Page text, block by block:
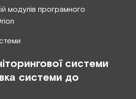
модулів програмного
системи
системи до